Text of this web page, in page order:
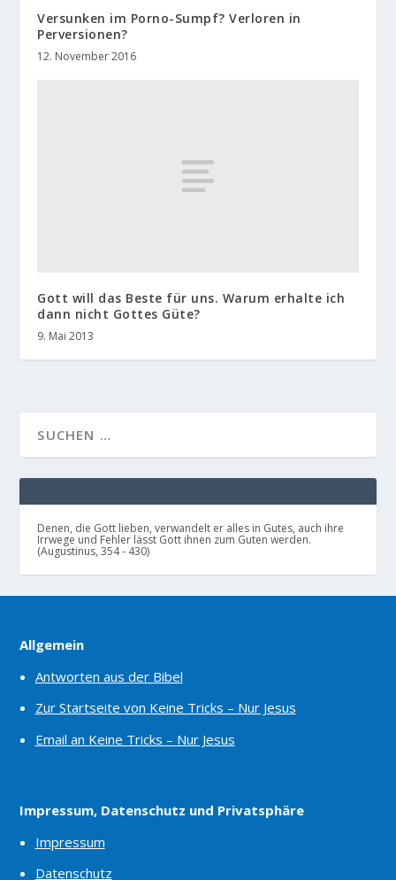
Versunken im Porno-Sumpf? Verloren in
Perversionen?
12. November 2016
Gott will das Beste für uns. Warum erhalte ich
dann nicht Gottes Güte?
9. Mai 2013
Denen, die Gott lieben, verwandelt er alles in Gutes, auch ihre
Irrwege und Fehler lässt Gott ihnen zum Guten werden.
(Augustinus, 354 - 430)
Allgemein
Antworten aus der Bibel
Zur Startseite von Keine Tricks – Nur Jesus
Email an Keine Tricks – Nur Jesus
Impressum, Datenschutz und Privatsphäre
Impressum
Datenschutz